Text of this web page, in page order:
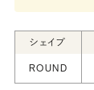
シェイプ
ROUND